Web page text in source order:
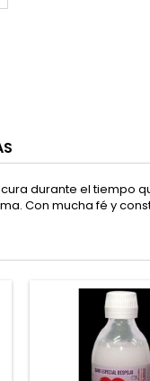
durante el tiempo
Con mucha fé y